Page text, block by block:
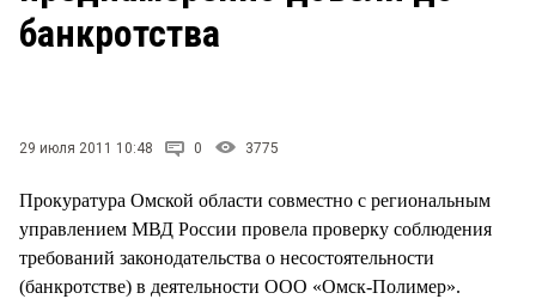
Архив
банкротства
29 июля 2011 10:48 0 3775
Прокуратура Омской области совместно с региональным
управлением МВД России провела проверку соблюдения
требований законодательства о несостоятельности
(банкротстве) в деятельности ООО «Омск-Полимер».